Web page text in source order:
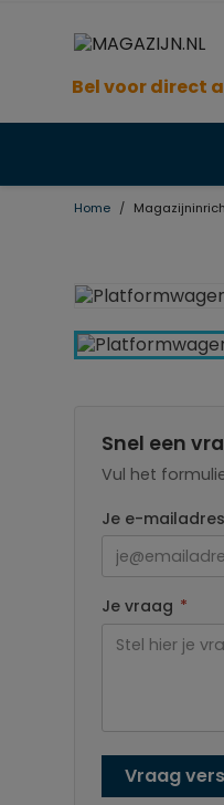
Bel voor direct
Home
Snel een
Vul het
Je e-mailadres
Je vraag *
Vraag